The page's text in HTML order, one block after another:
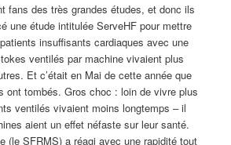
fans des très grandes études, et donc ils
une étude intitulée ServeHF pour mettre
insuffisants cardiaques avec une
ventilés par machine vivaient plus
Et c’était en Mai de cette année que
ont tombés. Gros choc : loin de vivre plus
ventilés vivaient moins longtemps – il
aient un effet néfaste sur leur santé.
(le SFRMS) a réagi avec une rapidité tout